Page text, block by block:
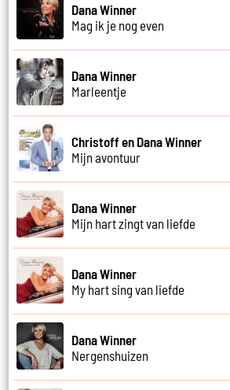
Dana Winner
Mag ik je nog even
Dana Winner
Marleentje
Christoff en Dana Winner
Mijn avontuur
Dana Winner
Mijn hart zingt van liefde
Dana Winner
My hart sing van liefde
Dana Winner
Nergenshuizen